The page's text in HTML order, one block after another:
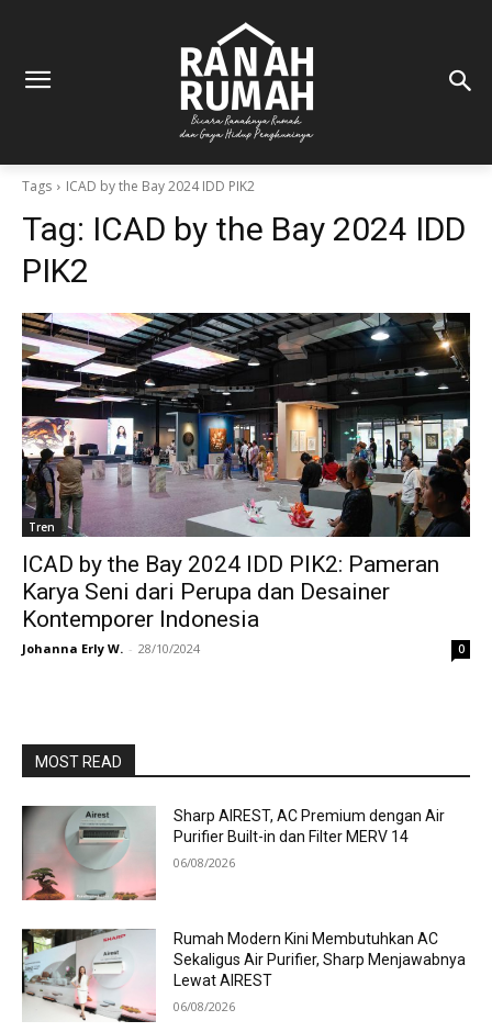
Tags ICAD by the Bay 2024 IDD PIK2
Tag: ICAD by the Bay 2024 IDD
PIK2
Tren
ICAD by the Bay 2024 IDD PIK2: Pameran
Karya Seni dari Perupa dan Desainer
Kontemporer Indonesia
Johanna Erly W. - 28/10/2024 0
MOST READ
Sharp AIREST, AC Premium dengan Air
Purifier Built-in dan Filter MERV 14
06/08/2026
Rumah Modern Kini Membutuhkan AC
Sekaligus Air Purifier, Sharp Menjawabnya
Lewat AIREST
06/08/2026